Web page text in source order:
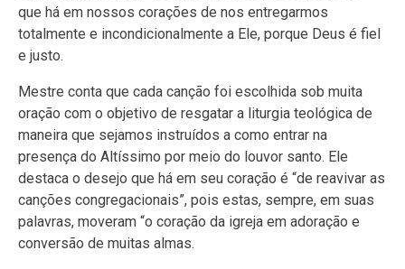
que há em nossos corações de nos entregarmos
totalmente e incondicionalmente a Ele, porque Deus é fiel
e justo.
Mestre conta que cada canção foi escolhida sob muita
oração com o objetivo de resgatar a liturgia teológica de
maneira que sejamos instruídos a como entrar na
presença do Altíssimo por meio do louvor santo. Ele
destaca o desejo que há em seu coração é “de reavivar as
canções congregacionais”, pois estas, sempre, em suas
palavras, moveram “o coração da igreja em adoração e
conversão de muitas almas.